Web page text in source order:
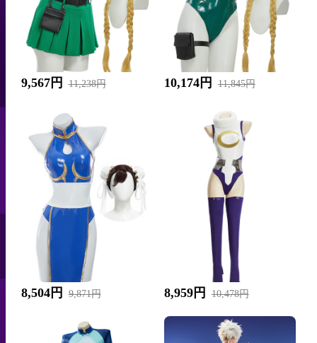
9,567円 11,238円 10,174円 11,845円
8,504円 9,871円 8,959円 10,478円